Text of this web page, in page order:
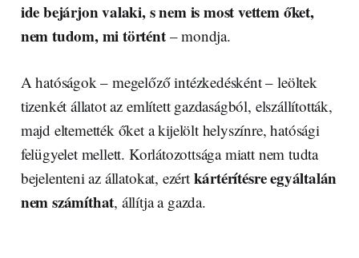
ide bejárjon valaki, s nem is most vettem őket,
nem tudom, mi történt– mondja.
A hatóságok – megelőző intézkedésként – leöltek
tizenkét állatot az említett gazdaságból, elszállították,
majd eltemették őket a kijelölt helyszínre, hatósági
felügyelet mellett. Korlátozottsága miatt nem tudta
bejelenteni az állatokat, ezért kártérítésre egyáltalán
nem számíthat, állítja a gazda.